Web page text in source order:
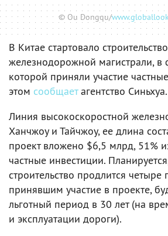
© Ou Dongqu/
В Китае стартовало
железнодорожной магистрали, в
которой приняли участие
этом сообщаетагентство Синьхуа.
Линия высокоскоростной
Ханчжоу и Тайчжоу, ее длина
проект вложено $6,5 млрд, 51%
частные инвестиции.
строительство продлится
принявшим участие в проекте,
льготный период в 30 лет (на
и эксплуатации дороги).